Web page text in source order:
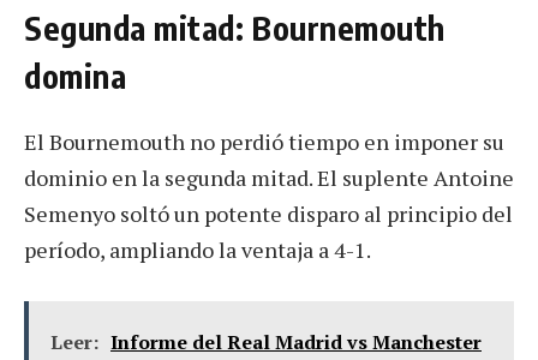
Segunda mitad: Bournemouth
domina
El Bournemouth no perdió tiempo en imponer su
dominio en la segunda mitad. El suplente Antoine
Semenyo soltó un potente disparo al principio del
período, ampliando la ventaja a 4-1.
Leer: Informe del Real Madrid vs Manchester